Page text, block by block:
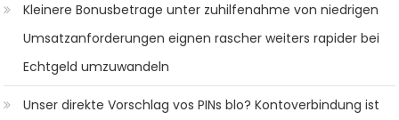
Kleinere Bonusbetrage unter zuhilfenahme von niedrigen
Umsatzanforderungen eignen rascher weiters rapider bei
Echtgeld umzuwandeln
Unser direkte Vorschlag vos PINs blo? Kontoverbindung ist